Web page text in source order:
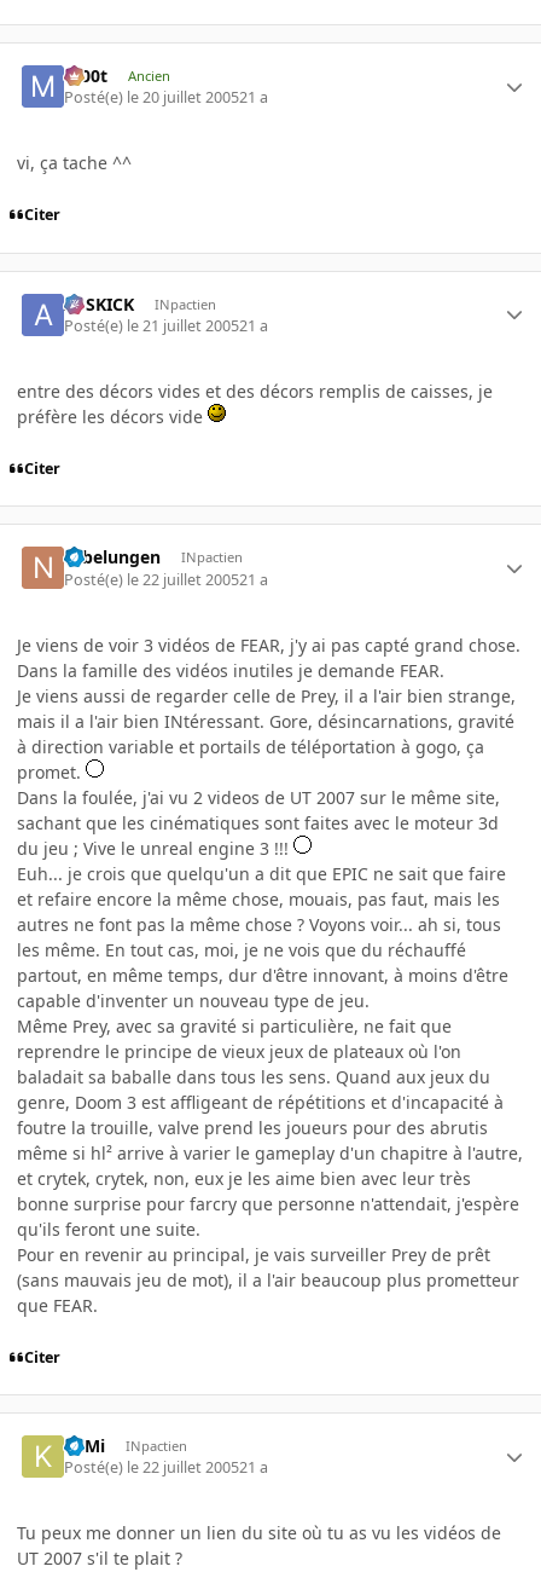
m00t Ancien
Posté(e) le 20 juillet 200521 a
vi, ça tache ^^
Citer
ASSKICK INpactien
Posté(e) le 21 juillet 200521 a
entre des décors vides et des décors remplis de caisses, je
préfère les décors vide
Citer
Nibelungen INpactien
Posté(e) le 22 juillet 200521 a
Je viens de voir 3 vidéos de FEAR, j'y ai pas capté grand chose.
Dans la famille des vidéos inutiles je demande FEAR.
Je viens aussi de regarder celle de Prey, il a l'air bien strange,
mais il a l'air bien INtéressant. Gore, désincarnations, gravité
à direction variable et portails de téléportation à gogo, ça
promet.
Dans la foulée, j'ai vu 2 videos de UT 2007 sur le même site,
sachant que les cinématiques sont faites avec le moteur 3d
du jeu ; Vive le unreal engine 3 !!!
Euh... je crois que quelqu'un a dit que EPIC ne sait que faire
et refaire encore la même chose, mouais, pas faut, mais les
autres ne font pas la même chose ? Voyons voir... ah si, tous
les même. En tout cas, moi, je ne vois que du réchauffé
partout, en même temps, dur d'être innovant, à moins d'être
capable d'inventer un nouveau type de jeu.
Même Prey, avec sa gravité si particulière, ne fait que
reprendre le principe de vieux jeux de plateaux où l'on
baladait sa baballe dans tous les sens. Quand aux jeux du
genre, Doom 3 est affligeant de répétitions et d'incapacité à
foutre la trouille, valve prend les joueurs pour des abrutis
même si hl² arrive à varier le gameplay d'un chapitre à l'autre,
et crytek, crytek, non, eux je les aime bien avec leur très
bonne surprise pour farcry que personne n'attendait, j'espère
qu'ils feront une suite.
Pour en revenir au principal, je vais surveiller Prey de prêt
(sans mauvais jeu de mot), il a l'air beaucoup plus prometteur
que FEAR.
Citer
KilMi INpactien
Posté(e) le 22 juillet 200521 a
Tu peux me donner un lien du site où tu as vu les vidéos de
UT 2007 s'il te plait ?